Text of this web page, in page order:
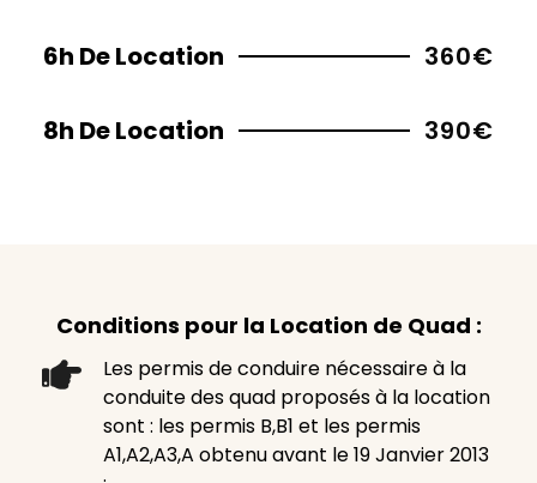
6h De Location 360€
8h De Location 390€
Conditions pour la Location de Quad :
Les permis de conduire nécessaire à la
conduite des quad proposés à la location
sont : les permis B,B1 et les permis
A1,A2,A3,A obtenu avant le 19 Janvier 2013